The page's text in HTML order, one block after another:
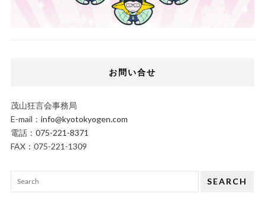
お問い合せ
茂山狂言会事務局
E-mail： info@kyotokyogen.com
電話： 075-221-8371
FAX：075-221-1309
SEARCH